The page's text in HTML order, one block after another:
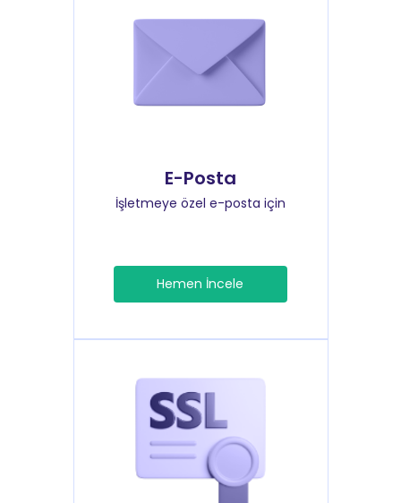
E-Posta
İşletmeye özel e-posta için
Hemen İncele